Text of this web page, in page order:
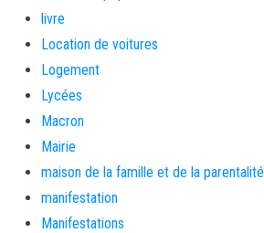
livre
Location de voitures
Logement
Lycées
Macron
Mairie
maison de la famille et de la parentalité
manifestation
Manifestations